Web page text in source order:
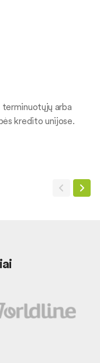
terminuotųjų arba
kredito unijose.